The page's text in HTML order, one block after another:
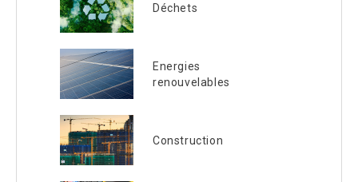
Déchets
Energies
renouvelables
Construction